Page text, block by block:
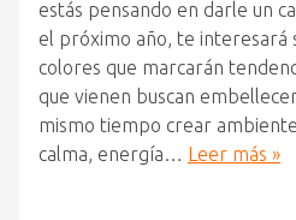
estás pensando en darle un
el próximo año, te interesará
colores que marcarán
que vienen buscan
mismo tiempo crear
calma, energía… Leer más »